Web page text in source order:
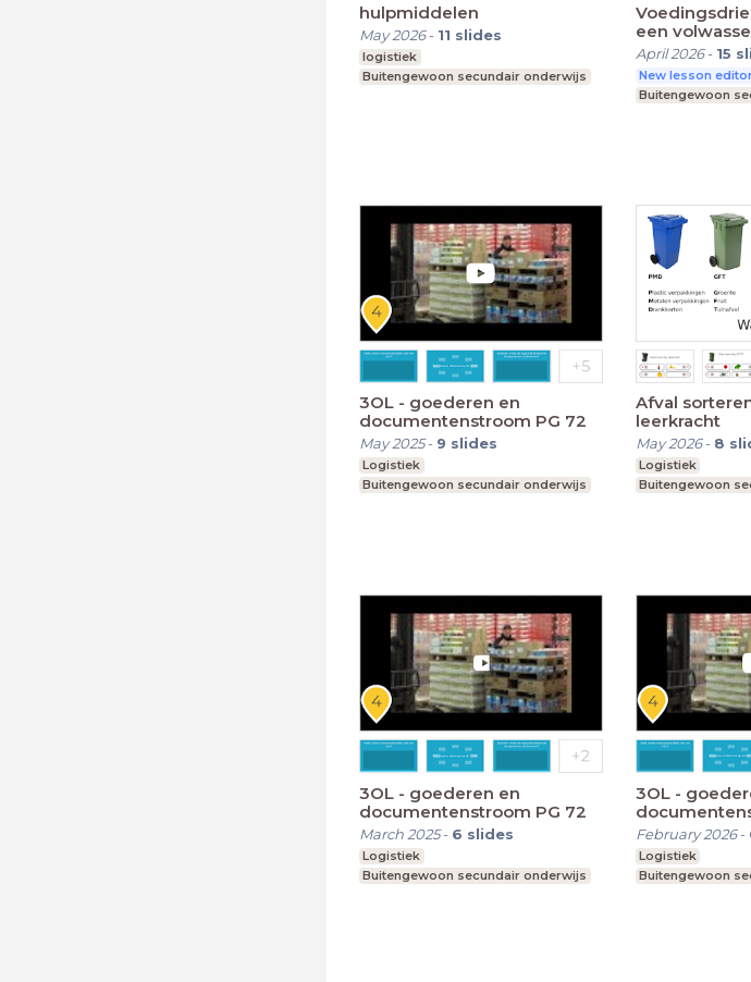
hulpmiddelen
May 2026- 11 slides
logistiek
Buitengewoon secundair onderwijs
een
April 2026- 15
New lesson
Buitengewoon
3OL - goederen en
documentenstroom PG 72
May 2025- 9 slides
Logistiek
Buitengewoon secundair onderwijs
Afval
leerkracht
May 2026- 8
Logistiek
Buitengewoon
3OL - goederen en
documentenstroom PG 72
March 2025- 6 slides
Logistiek
Buitengewoon secundair onderwijs
3OL -
February 2026-
Logistiek
Buitengewoon